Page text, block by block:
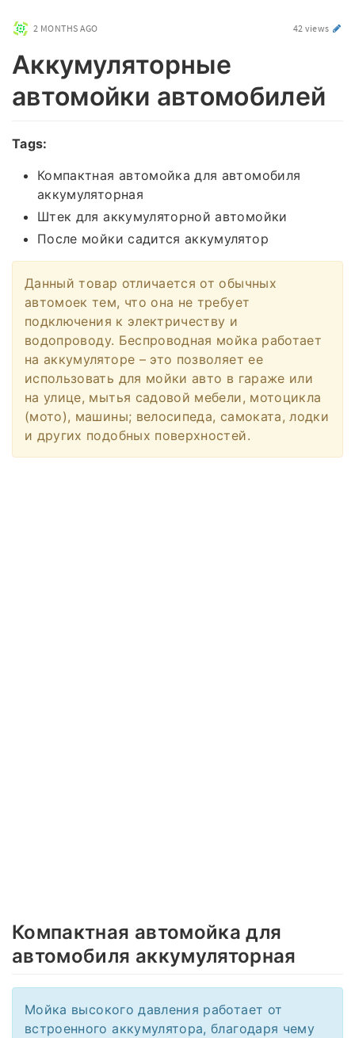
2 MONTHS AGO 42 views
Аккумуляторные
автомойки автомобилей
Tags:
Компактная автомойка для автомобиля
аккумуляторная
Штек для аккумуляторной автомойки
После мойки садится аккумулятор
Данный товар отличается от обычных
автомоек тем, что она не требует
подключения к электричеству и
водопроводу. Беспроводная мойка работает
на аккумуляторе – это позволяет ее
использовать для мойки авто в гараже или
на улице, мытья садовой мебели, мотоцикла
(мото), машины; велосипеда, самоката, лодки
и других подобных поверхностей.
Компактная автомойка для
автомобиля аккумуляторная
Мойка высокого давления работает от
встроенного аккумулятора, благодаря чему